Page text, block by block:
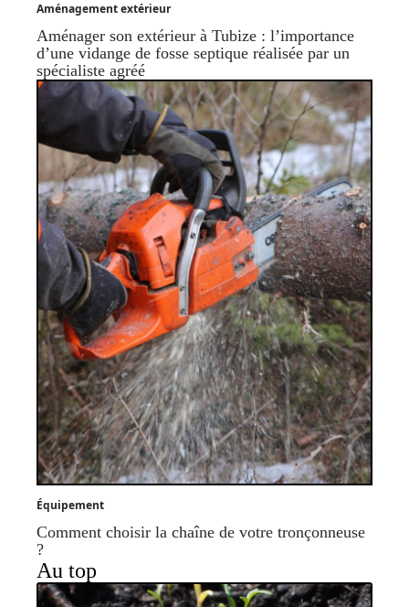
Aménagement extérieur
Aménager son extérieur à Tubize : l’importance
d’une vidange de fosse septique réalisée par un
spécialiste agréé
Équipement
Comment choisir la chaîne de votre tronçonneuse
?
Au top